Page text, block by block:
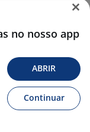
no nosso app
ABRIR
Continuar